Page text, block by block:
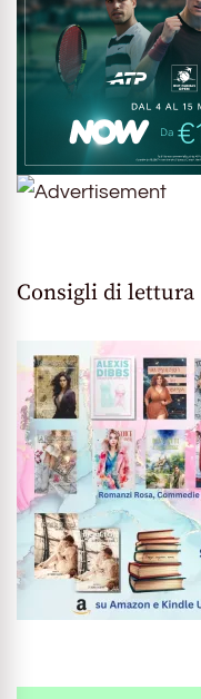
Consigli di lettura